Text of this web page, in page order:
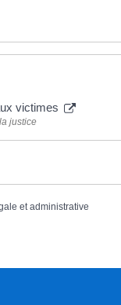
victimes
justice
et administrative